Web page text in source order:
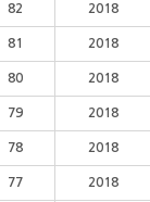
82 2018
81 2018
80 2018
79 2018
78 2018
77 2018